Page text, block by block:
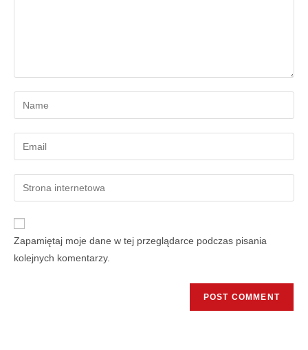
Zapamiętaj moje dane w tej przeglądarce podczas pisania
kolejnych komentarzy.